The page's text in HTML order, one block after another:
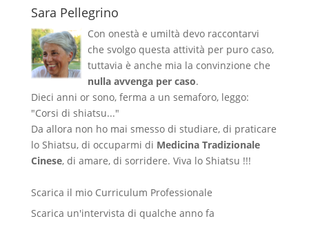
Sara Pellegrino
Con onestà e umiltà devo raccontarvi
che svolgo questa attività per puro caso,
tuttavia è anche mia la convinzione che
nulla avvenga per caso.
Dieci anni or sono, ferma a un semaforo, leggo:
"Corsi di shiatsu..."
Da allora non ho mai smesso di studiare, di praticare
lo Shiatsu, di occuparmi di Medicina Tradizionale
Cinese, di amare, di sorridere. Viva lo Shiatsu !!!
Scarica il mio Curriculum Professionale
Scarica un'intervista di qualche anno fa